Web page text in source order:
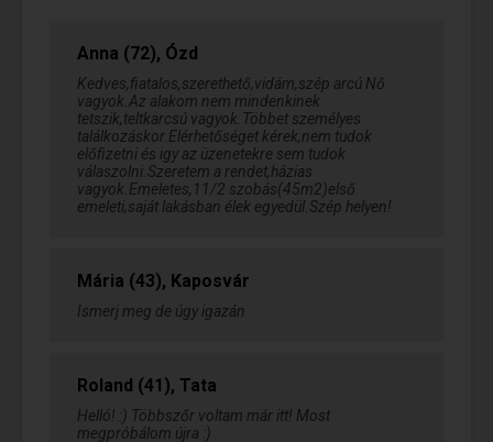
Anna (72), Ózd
Kedves,fiatalos,szerethető,vidám,szép arcú Nő
vagyok.Az alakom nem mindenkinek
tetszik,teltkarcsú vagyok.Többet személyes
találkozáskor.Elérhetőséget kérek,nem tudok
előfizetni és igy az üzenetekre sem tudok
válaszolni.Szeretem a rendet,házias
vagyok.Emeletes,11/2 szobás(45m2)első
emeleti,saját lakásban élek egyedül.Szép helyen!
Mária (43), Kaposvár
Ismerj meg de úgy igazán
Roland (41), Tata
Helló! :) Többszőr voltam már itt! Most
megpróbálom újra :)